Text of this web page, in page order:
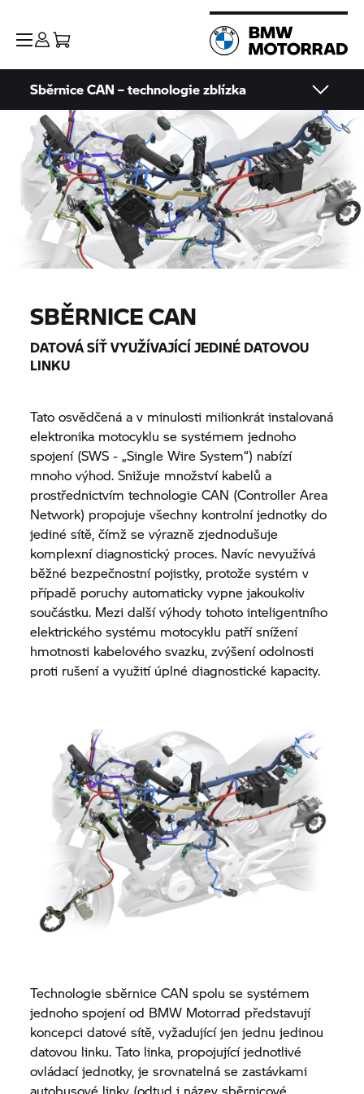
Sběrnice CAN – technologie zblízka
SBĚRNICE CAN
DATOVÁ SÍŤ VYUŽÍVAJÍCÍ JEDINÉ DATOVOU
LINKU
Tato osvědčená a v minulosti milionkrát instalovaná
elektronika motocyklu se systémem jednoho
spojení (SWS - „Single Wire System“) nabízí
mnoho výhod. Snižuje množství kabelů a
prostřednictvím technologie CAN (Controller Area
Network) propojuje všechny kontrolní jednotky do
jediné sítě, čímž se výrazně zjednodušuje
komplexní diagnostický proces. Navíc nevyužívá
běžné bezpečnostní pojistky, protože systém v
případě poruchy automaticky vypne jakoukoliv
součástku. Mezi další výhody tohoto inteligentního
elektrického systému motocyklu patří snížení
hmotnosti kabelového svazku, zvýšení odolnosti
proti rušení a využití úplné diagnostické kapacity.
Technologie sběrnice CAN spolu se systémem
jednoho spojení od BMW Motorrad představují
koncepci datové sítě, vyžadující jen jednu jedinou
datovou linku. Tato linka, propojující jednotlivé
ovládací jednotky, je srovnatelná se zastávkami